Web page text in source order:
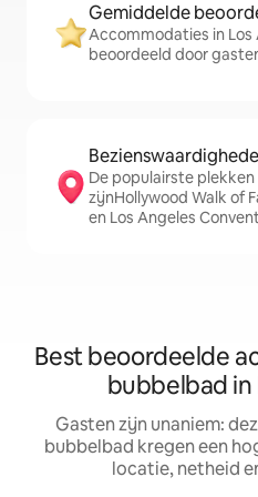
Gemiddelde
Accommodaties in Los
beoordeeld door
De populairste plekken
zijnHollywood Walk of
en Los Angeles
Best beoordeelde
bubbelbad in
Gasten zijn unaniem:
bubbelbad kregen een
locatie, netheid